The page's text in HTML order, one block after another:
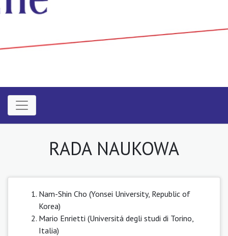
RADA NAUKOWA
Nam-Shin Cho (Yonsei University, Republic of
Korea)
Mario Enrietti (Universitá degli studi di Torino,
Italia)